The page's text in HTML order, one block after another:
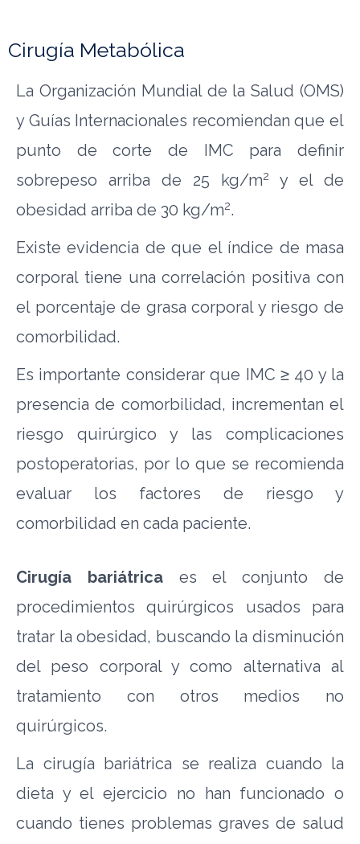
Cirugía Metabólica
La Organización Mundial de la Salud (OMS)
y Guías Internacionales recomiendan que el
punto de corte de IMC para definir
sobrepeso arriba de 25 kg/m2 y el de
obesidad arriba de 30 kg/m2.
Existe evidencia de que el índice de masa
corporal tiene una correlación positiva con
el porcentaje de grasa corporal y riesgo de
comorbilidad.
Es importante considerar que IMC ≥ 40 y la
presencia de comorbilidad, incrementan el
riesgo quirúrgico y las complicaciones
postoperatorias, por lo que se recomienda
evaluar los factores de riesgo y
comorbilidad en cada paciente.
Cirugía bariátricaes el conjunto de
procedimientos quirúrgicos usados para
tratar la obesidad, buscando la disminución
del peso corporal y como alternativa al
tratamiento con otros medios no
quirúrgicos.
La cirugía bariátrica se realiza cuando la
dieta y el ejercicio no han funcionado o
cuando tienes problemas graves de salud